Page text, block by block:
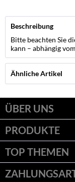
Beschreibung
Bitte beachten Sie
kann – abhängig
Ähnliche Artikel
ÜBER UNS
PRODUKTE
TOP THEMEN